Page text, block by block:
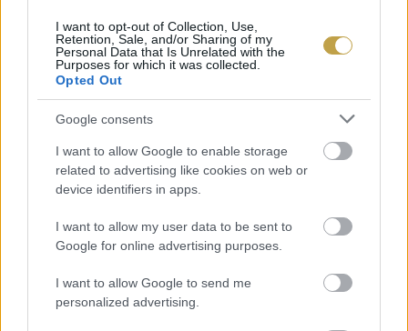
I want to opt-out of Collection, Use,
Retention, Sale, and/or Sharing of my
Personal Data that Is Unrelated with the
Purposes for which it was collected.
Opted Out
Google consents
I want to allow Google to enable storage
related to advertising like cookies on web or
device identifiers in apps.
I want to allow my user data to be sent to
Google for online advertising purposes.
I want to allow Google to send me
personalized advertising.
mennyiséget tartalmaz az értékes vitaminokból.
Nem sok ilyen sokoldalú és egészséges élelmiszer
Címlapfotó: Jed Owen / Unsplash